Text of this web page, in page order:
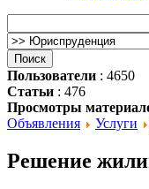
Пользователи : 4650
Статьи : 476
Просмотры
Объявления
Услуги
Решение